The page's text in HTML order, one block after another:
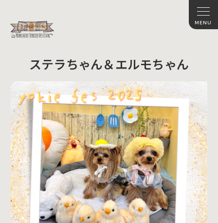
ステラちゃん＆エルモちゃん